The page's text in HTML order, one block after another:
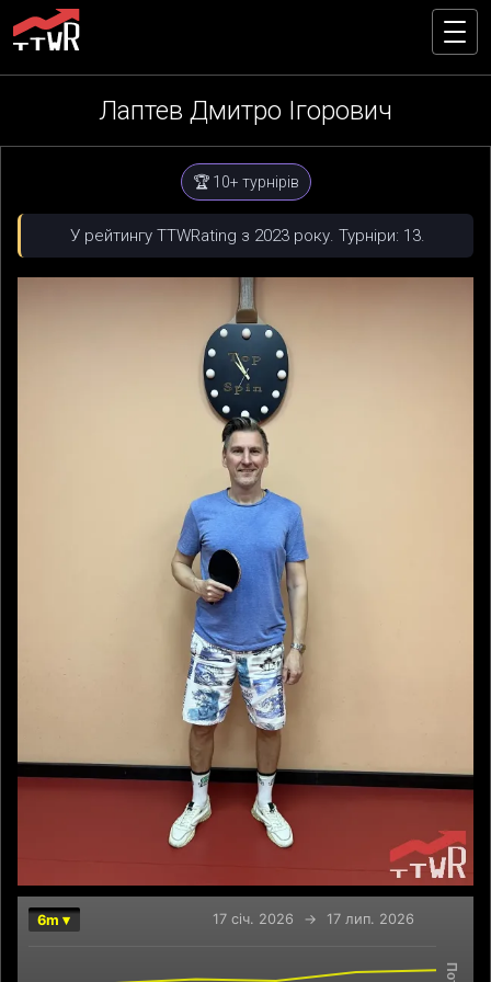
Лаптев Дмитро Ігорович
🏆 10+ турнірів
У рейтингу TTWRating з 2023 року. Турніри: 13.
Chart
Combination chart with 2 data series.
17 січ. 2026 → 17 лип. 2026
6m ▾